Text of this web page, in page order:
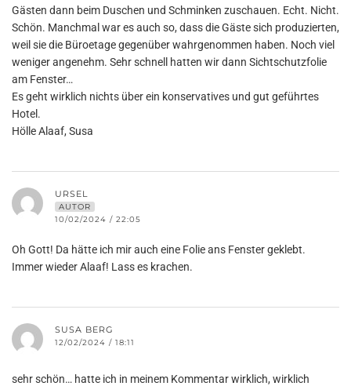
Gästen dann beim Duschen und Schminken zuschauen. Echt. Nicht.
Schön. Manchmal war es auch so, dass die Gäste sich produzierten,
weil sie die Büroetage gegenüber wahrgenommen haben. Noch viel
weniger angenehm. Sehr schnell hatten wir dann Sichtschutzfolie
am Fenster…
Es geht wirklich nichts über ein konservatives und gut geführtes
Hotel.
Hölle Alaaf, Susa
URSEL
AUTOR
10/02/2024 / 22:05
Oh Gott! Da hätte ich mir auch eine Folie ans Fenster geklebt.
Immer wieder Alaaf! Lass es krachen.
SUSA BERG
12/02/2024 / 18:11
sehr schön… hatte ich in meinem Kommentar wirklich, wirklich